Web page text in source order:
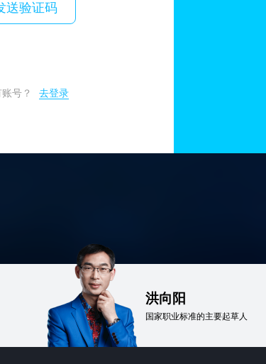
送验证码
号？ 去登录
洪向阳
国家职业标准的主要起草人